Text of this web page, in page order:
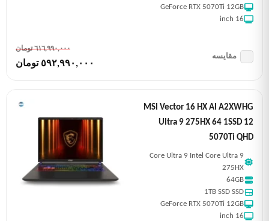
GeForce RTX 5070Ti 12GB
16 inch
٦١٦,٩٩٠,٠٠٠ تومان
٥٩٢,٩٩٠,٠٠٠ تومان
مقایسه
MSI Vector 16 HX AI A2XWHG
Ultra 9 275HX 64 1SSD 12
5070Ti QHD
Core Ultra 9 Intel Core Ultra 9
275HX
64GB
1TB SSD SSD
GeForce RTX 5070Ti 12GB
16 inch